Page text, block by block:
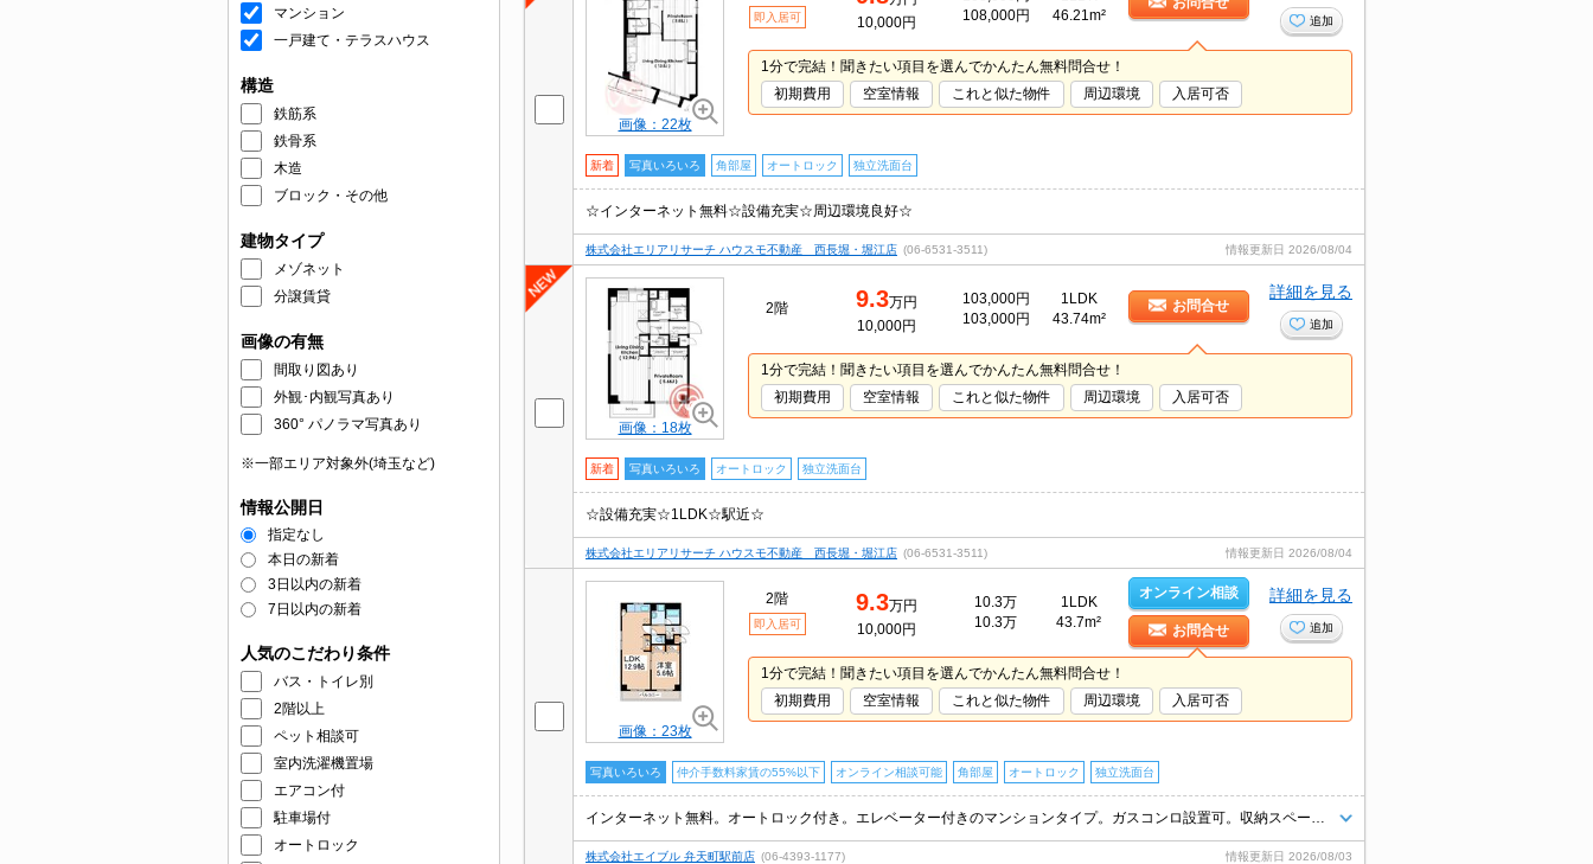
マンション
一戸建て・テラスハウス
構造
鉄筋系
鉄骨系
木造
ブロック・その他
建物タイプ
メゾネット
分譲賃貸
画像の有無
間取り図あり
外観･内観写真あり
360° パノラマ写真あり
※一部エリア対象外(埼玉など)
情報公開日
指定なし
本日の新着
3日以内の新着
7日以内の新着
人気のこだわり条件
バス・トイレ別
2階以上
ペット相談可
室内洗濯機置場
エアコン付
駐車場付
オートロック
画像：22枚
即入居可
10,000円
108,000円
46.21m²
追加
1分で完結！聞きたい項目を選んでかんたん無料問合せ！
初期費用
空室情報 これと似た物件 周辺環境 入居可否
新着 写真いろいろ 角部屋 オートロック 独立洗面台
☆インターネット無料☆設備充実☆周辺環境良好☆
株式会社エリアリサーチ ハウスモ不動産 西長堀・堀江店 (06-6531-3511) 情報更新日 2026/08/04
画像：18枚
2階 9.3万円
10,000円
103,000円
103,000円
1LDK
43.74m²
お問合せ
詳細を見る
追加
1分で完結！聞きたい項目を選んでかんたん無料問合せ！
初期費用
空室情報 これと似た物件 周辺環境 入居可否
新着 写真いろいろ オートロック 独立洗面台
☆設備充実☆1LDK☆駅近☆
株式会社エリアリサーチ ハウスモ不動産 西長堀・堀江店 (06-6531-3511) 情報更新日 2026/08/04
画像：23枚
2階
即入居可
9.3万円
10,000円
10.3万
10.3万
1LDK
43.7m²
オンライン相談
お問合せ
詳細を見る
追加
1分で完結！聞きたい項目を選んでかんたん無料問合せ！
初期費用
空室情報 これと似た物件 周辺環境 入居可否
写真いろいろ 仲介手数料家賃の55%以下 オンライン相談可能 角部屋 オートロック 独立洗面台
株式会社エイブル 弁天町駅前店 (06-4393-1177) 情報更新日 2026/08/03